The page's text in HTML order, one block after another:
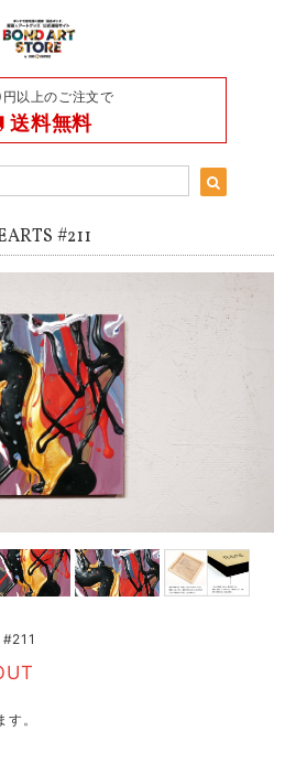
以上のご注文で
送料無料
#211
。